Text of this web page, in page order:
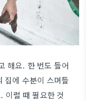
해요. 한 번도 들어
집에 수분이 스며들
이럴 때 필요한 것